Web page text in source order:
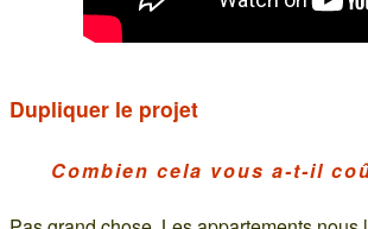
Dupliquer le projet
Combien cela vous a-t-il